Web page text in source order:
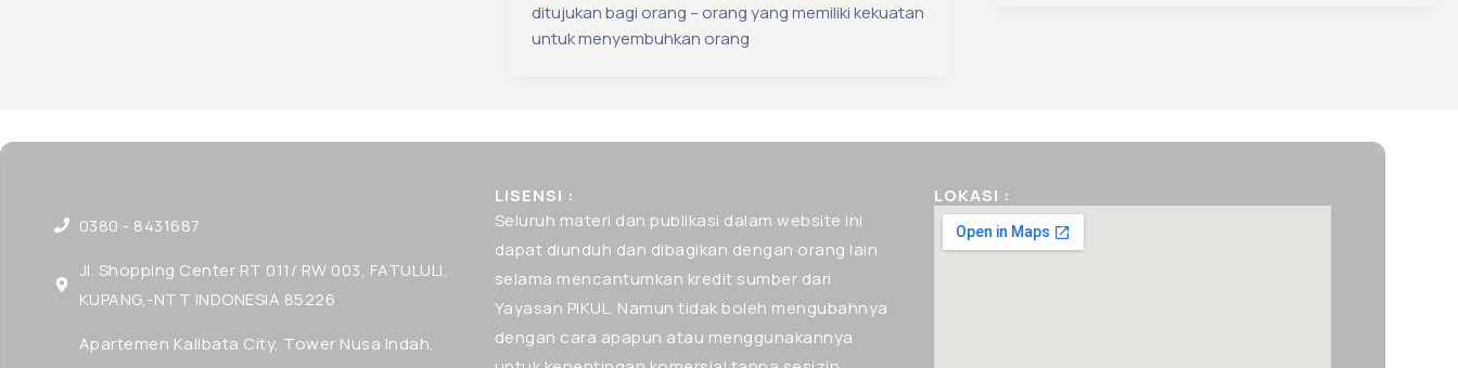
ditujukan bagi orang – orang yang memiliki kekuatan
untuk menyembuhkan orang
0380 - 8431687
Jl. Shopping Center RT 011/ RW 003, FATULULI,
KUPANG,-NTT INDONESIA 85226
Apartemen Kalibata City, Tower Nusa Indah,
LISENSI :
Seluruh materi dan publikasi dalam website ini
dapat diunduh dan dibagikan dengan orang lain
selama mencantumkan kredit sumber dari
Yayasan PIKUL. Namun tidak boleh mengubahnya
dengan cara apapun atau menggunakannya
LOKASI :